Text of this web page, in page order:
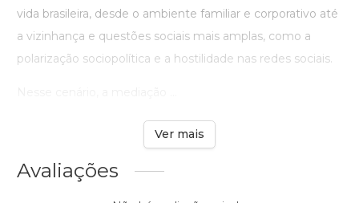
vida brasileira, desde o ambiente familiar e corporativo até
a vizinhança e questões sociais mais amplas, como a
polarização sociopolítica e a hostilidade nas redes sociais.
Ver mais
Avaliações